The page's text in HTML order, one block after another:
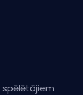
spēlētājiem